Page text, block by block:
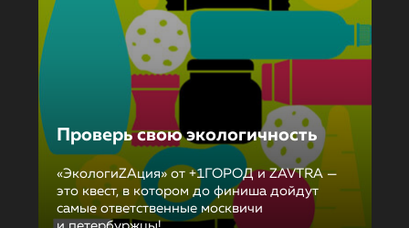
Проверь свою экологичность
«ЭкологиZAция» от +1ГОРОД и ZAVTRA —
это квест, в котором до финиша дойдут
самые ответственные москвичи